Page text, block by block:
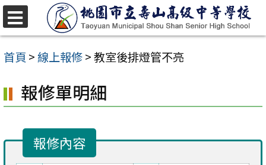
跳
至
主
內
容
首頁 >線上報修>教室後排燈管不亮
報修單明細
報修內容
選
單